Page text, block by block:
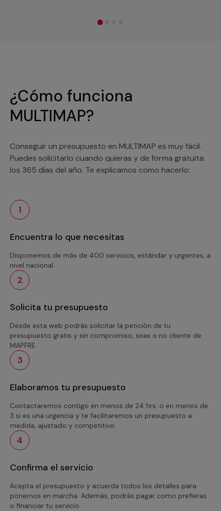
¿Cómo funciona
MULTIMAP?
Conseguir un presupuesto en MULTIMAP es muy fácil.
Puedes solicitarlo cuando quieras y de forma gratuita
los 365 días del año. Te explicamos como hacerlo:
1
Encuentra lo que necesitas
Disponemos de más de 400 servicios, estándar y urgentes, a
nivel nacional.
2
Solicita tu presupuesto
Desde esta web podrás solicitar la petición de tu
presupuesto gratis y sin compromiso, seas o no cliente de
MAPFRE.
3
Elaboramos tu presupuesto
Contactaremos contigo en menos de 24 hrs. o en menos de
3 si es una urgencia y te facilitaremos un presupuesto a
medida, ajustado y competitivo.
4
Confirma el servicio
Acepta el presupuesto y acuerda todos los detalles para
ponernos en marcha. Además, podrás pagar como prefieras
o financiar tu servicio.